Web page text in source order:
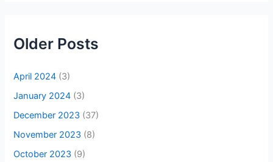
Older Posts
April 2024 (3)
January 2024 (3)
December 2023 (37)
November 2023 (8)
October 2023 (9)